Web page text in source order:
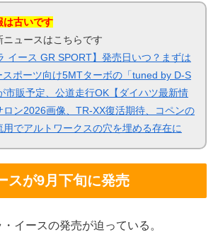
は古いです
ニュースはこちらです
イース GR SPORT】発売日いつ？まずは
スポーツ向け5MTターボの「tuned by D-S
市販予定、公道走行OK【ダイハツ最新情
ロン2026画像、TR-XX復活期待、コペンの
でアルトワークスの穴を埋める存在に
スが9月下旬に発売
イースの発売が迫っている。